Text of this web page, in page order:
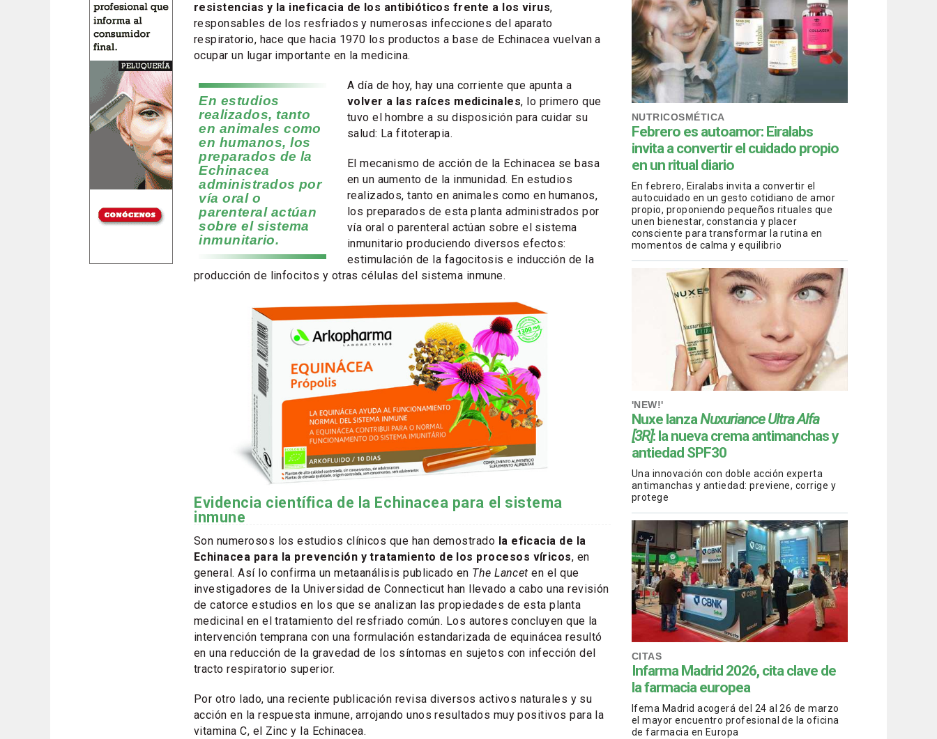
NUTRICOSMÉTICA
Febrero es autoamor: Eiralabs
invita a convertir el cuidado propio
en un ritual diario
En febrero, Eiralabs invita a convertir el
autocuidado en un gesto cotidiano de amor
propio, proponiendo pequeños rituales que
unen bienestar, constancia y placer
consciente para transformar la rutina en
momentos de calma y equilibrio
'NEW!'
Nuxe lanzaNuxuriance Ultra Alfa
[3R]: la nueva crema antimanchas y
antiedad SPF30
Una innovación con doble acción experta
antimanchas y antiedad: previene, corrige y
protege
CITAS
Infarma Madrid 2026, cita clave de
la farmacia europea
Ifema Madrid acogerá del 24 al 26 de marzo
el mayor encuentro profesional de la oficina
de farmacia en Europa
resistencias y la ineficacia de los antibióticos frente a los virus,
responsables de los resfriados y numerosas infecciones del aparato
respiratorio, hace que hacia 1970 los productos a base de Echinacea vuelvan a
ocupar un lugar importante en la medicina.
En estudios
realizados, tanto
en animales como
en humanos, los
preparados de la
Echinacea
administrados por
vía oral o
parenteral actúan
sobre el sistema
inmunitario.
A día de hoy, hay una corriente que apunta a
volver a las raíces medicinales, lo primero que
tuvo el hombre a su disposición para cuidar su
salud: La fitoterapia.
El mecanismo de acción de la Echinacea se basa
en un aumento de la inmunidad. En estudios
realizados, tanto en animales como en humanos,
los preparados de esta planta administrados por
vía oral o parenteral actúan sobre el sistema
inmunitario produciendo diversos efectos:
estimulación de la fagocitosis e inducción de la
producción de linfocitos y otras células del sistema inmune.
Evidencia científica de la Echinacea para el sistema
inmune
Son numerosos los estudios clínicos que han demostrado la eficacia de la
Echinacea para la prevención y tratamiento de los procesos víricos, en
general. Así lo confirma un metaanálisis publicado en The Lancet en el que
investigadores de la Universidad de Connecticut han llevado a cabo una revisión
de catorce estudios en los que se analizan las propiedades de esta planta
medicinal en el tratamiento del resfriado común. Los autores concluyen que la
intervención temprana con una formulación estandarizada de equinácea resultó
en una reducción de la gravedad de los síntomas en sujetos con infección del
tracto respiratorio superior.
Por otro lado, una reciente publicación revisa diversos activos naturales y su
acción en la respuesta inmune, arrojando unos resultados muy positivos para la
vitamina C, el Zinc y la Echinacea.